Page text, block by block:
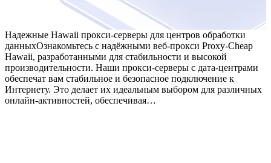
Надежные Hawaii прокси-серверы для центров обработки
данныхОзнакомьтесь с надёжными веб-прокси Proxy-Cheap
Hawaii, разработанными для стабильности и высокой
производительности. Наши прокси-серверы с дата-центрами
обеспечат вам стабильное и безопасное подключение к
Интернету. Это делает их идеальным выбором для различных
онлайн-активностей, обеспечивая…